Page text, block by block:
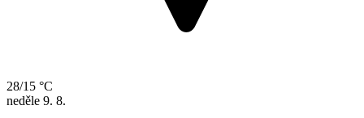
28/15 °C
neděle 9. 8.